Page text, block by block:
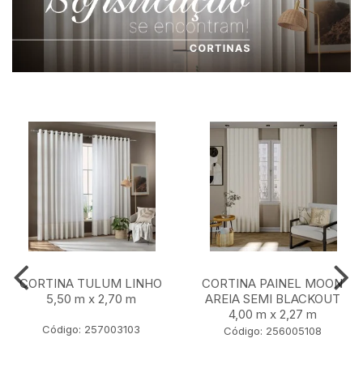
CORTINA TULUM LINHO
5,50 m x 2,70 m
Código: 257003103
CORTINA PAINEL MOON
AREIA SEMI BLACKOUT
4,00 m x 2,27 m
Código: 256005108